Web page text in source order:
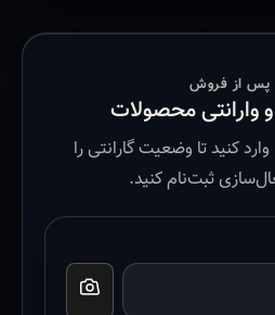
پس از فروش
وارانتی محصولات
کنید تا وضعیت گارانتی را
ثبت‌نام کنید.